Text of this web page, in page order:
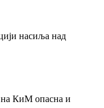
насиља над
на КиМ опасна и